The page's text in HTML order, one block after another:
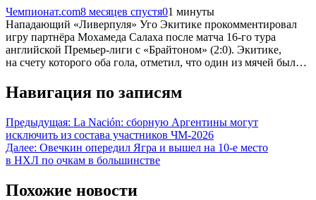
Чемпионат.com8 месяцев спустя01 минуты
Нападающий «Ливерпуля» Уго Экитике прокомментировал
игру партнёра Мохамеда Салаха после матча 16-го тура
английской Премьер-лиги с «Брайтоном» (2:0). Экитике,
на счету которого оба гола, отметил, что один из мячей был…
Навигация по записям
Предыдущая: La Nación: сборную Аргентины могут
исключить из состава участников ЧМ-2026
Далее: Овечкин опередил Ягра и вышел на 10‑е место
в НХЛ по очкам в большинстве
Похожие новости